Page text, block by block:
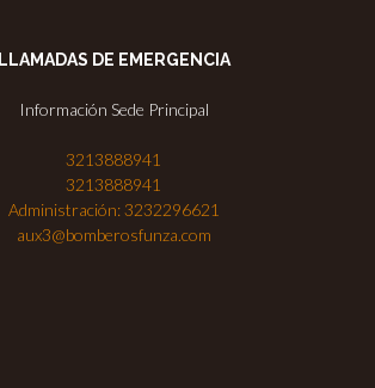
LLAMADAS DE EMERGENCIA
Información Sede Principal
3213888941
3213888941
Administración: 3232296621
aux3@bomberosfunza.com